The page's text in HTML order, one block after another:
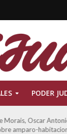
PODER
Morais, Oscar
amparo-